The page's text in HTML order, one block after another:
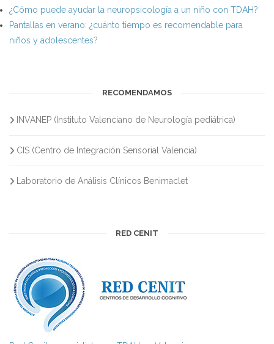
¿Cómo puede ayudar la neuropsicología a un niño con TDAH?
Pantallas en verano: ¿cuánto tiempo es recomendable para
niños y adolescentes?
RECOMENDAMOS
INVANEP (Instituto Valenciano de Neurología pediátrica)
CIS (Centro de Integración Sensorial Valencia)
Laboratorio de Análisis Clínicos Benimaclet
RED CENIT